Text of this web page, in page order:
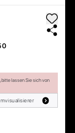
bitte lassen Sie sich von